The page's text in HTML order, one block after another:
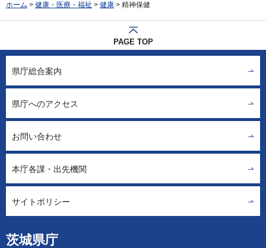
ホーム > 健康・医療・福祉 > 健康 > 精神保健
PAGE TOP
茨城県庁
県庁総合案内
県庁へのアクセス
お問い合わせ
本庁各課・出先機関
サイトポリシー